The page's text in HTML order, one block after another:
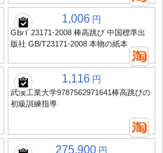
1,006 円
GB/T 23171-2008 棒高跳び 中国標準出
版社 GB/T23171-2008 本物の紙本
1,116 円
武漢工業大学9787562971641棒高跳びの
初級訓練指導
275,900 円